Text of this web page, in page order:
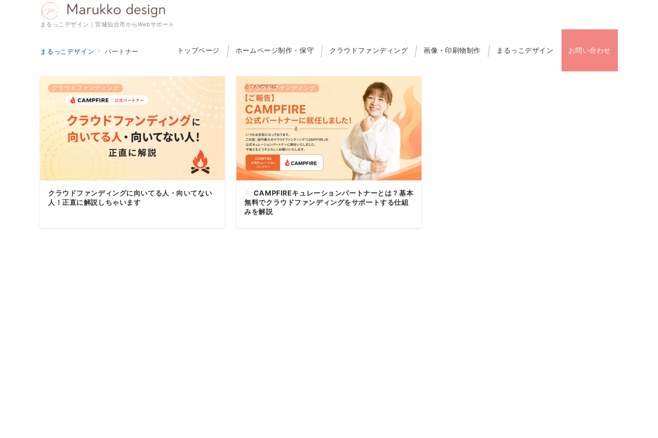
まるっこデザイン｜宮城仙台市からWebサポート
トップページ ホームページ制作・保守 クラウドファンディング 画像・印刷物制作 まるっこデザイン お問い合わせ
まるっこデザイン パートナー
クラウドファンディング
クラウドファンディングに向いてる人・向いてない
人！正直に解説しちゃいます
クラウドファンディング
CAMPFIREキュレーションパートナーとは？基本
無料でクラウドファンディングをサポートする仕組
みを解説